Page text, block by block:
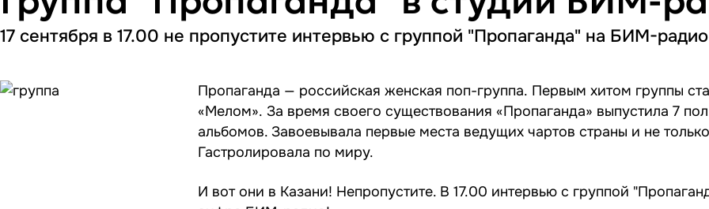
17 сентября в 17.00 не пропустите интервью с группой "Пропаганда" на БИМ-
Пропаганда — российская женская поп-группа. Первым хитом группы
«Мелом». За время своего существования «Пропаганда» выпустила 7
альбомов. Завоевывала первые места ведущих чартов страны и не
Гастролировала по миру.
И вот они в Казани! Непропустите. В 17.00 интервью с группой